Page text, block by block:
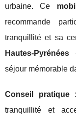
urbaine. Ce
recommande
tranquillité et sa
Hautes-Pyrénées
séjour mémorable
Conseil pratique :
tranquillité et